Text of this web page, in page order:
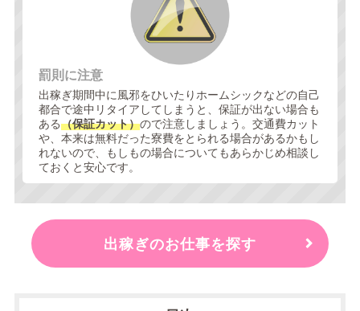
罰則に注意
出稼ぎ期間中に風邪をひいたりホームシックなどの自己
都合で途中リタイアしてしまうと、保証が出ない場合も
ある（保証カット）ので注意しましょう。交通費カット
や、本来は無料だった寮費をとられる場合があるかもし
れないので、もしもの場合についてもあらかじめ相談し
ておくと安心です。
出稼ぎのお仕事を探す